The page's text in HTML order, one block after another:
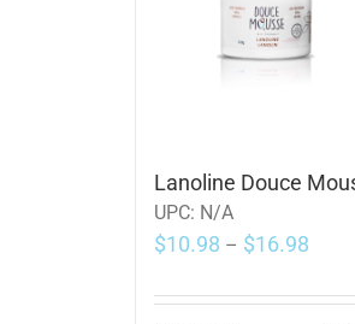
Lanoline Douce
UPC: N/A
$10.98 – $16.98